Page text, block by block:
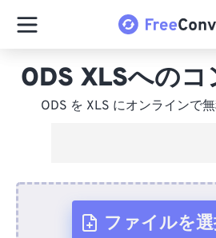
ODS XLSへの
ODS を XLS にオンラインで
ファイルを